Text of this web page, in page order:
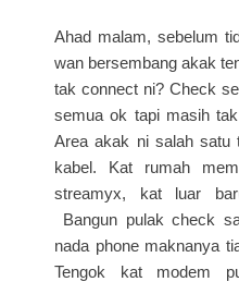
Ahad malam, sebelum
wan bersembang akak
tak connect ni? Check
semua ok tapi masih
Area akak ni salah satu
kabel. Kat rumah
streamyx, kat luar
Bangun pulak check
nada phone maknanya
Tengok kat modem